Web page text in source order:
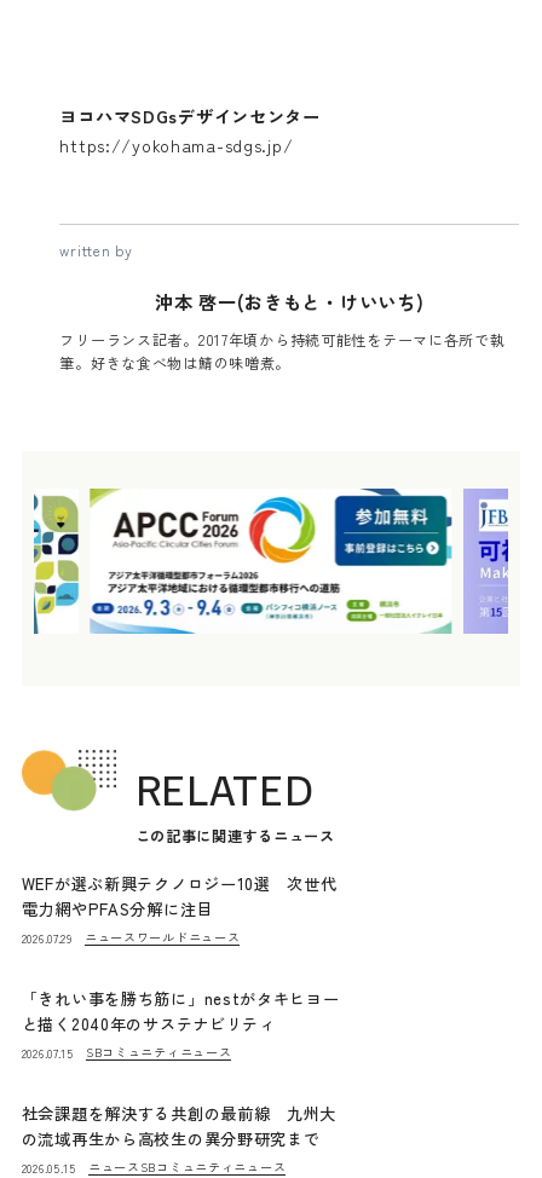
ヨコハマSDGsデザインセンター
https://yokohama-sdgs.jp/
written by
沖本 啓一(おきもと・けいいち)
フリーランス記者。2017年頃から持続可能性をテーマに各所で執
筆。好きな食べ物は鯖の味噌煮。
RELATED
この記事に関連するニュース
WEFが選ぶ新興テクノロジー10選 次世代
電力網やPFAS分解に注目
2026.07.29 ニュース ワールドニュース
「きれい事を勝ち筋に」nestがタキヒヨー
と描く2040年のサステナビリティ
2026.07.15 SBコミュニティニュース
社会課題を解決する共創の最前線 九州大
の流域再生から高校生の異分野研究まで
2026.05.15 ニュース SBコミュニティニュース